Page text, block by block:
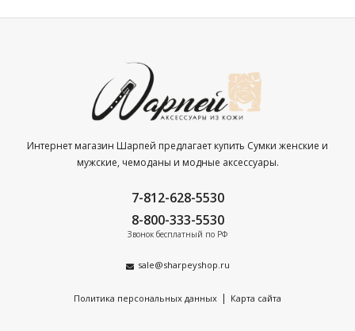
Интернет магазин Шарпей предлагает купить Сумки женские и
мужские, чемоданы и модные аксессуары.
7-812-628-5530
8-800-333-5530
Звонок бесплатный по РФ
sale@sharpeyshop.ru
Политика персональных данных | Карта сайта